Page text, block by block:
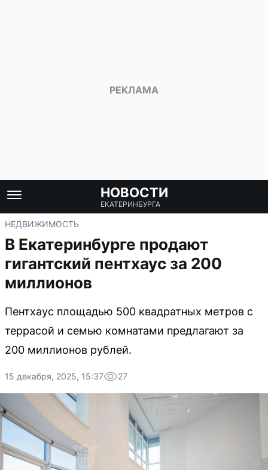
НОВОСТИ
ЕКАТЕРИНБУРГА
НЕДВИЖИМОСТЬ
В Екатеринбурге продают
гигантский пентхаус за 200
миллионов
Пентхаус площадью 500 квадратных метров с
террасой и семью комнатами предлагают за
200 миллионов рублей.
15 декабря, 2025, 15:37 27